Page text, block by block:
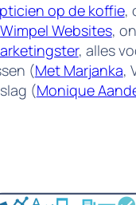
op de koffie,
Wimpel Websites,
, alles
(Met Marjanka,
(Monique